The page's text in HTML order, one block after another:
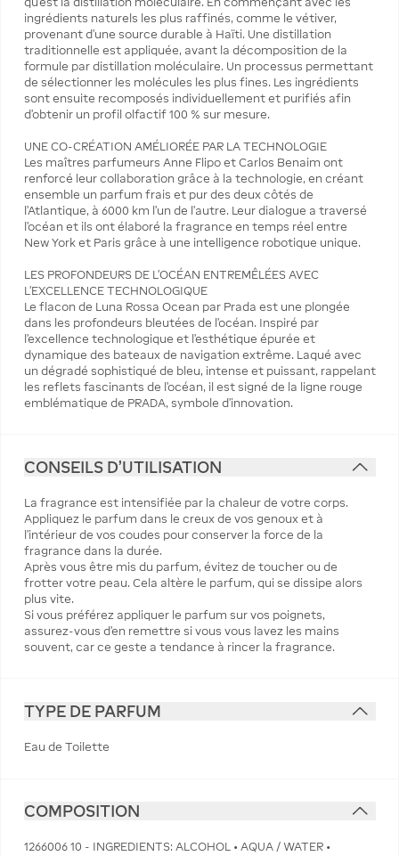
ingrédients naturels les plus raffinés, comme le vétiver,
provenant d’une source durable à Haïti. Une distillation
traditionnelle est appliquée, avant la décomposition de la
formule par distillation moléculaire. Un processus permettant
de sélectionner les molécules les plus fines. Les ingrédients
sont ensuite recomposés individuellement et purifiés afin
d’obtenir un profil olfactif 100 % sur mesure.
UNE CO-CRÉATION AMÉLIORÉE PAR LA TECHNOLOGIE
Les maîtres parfumeurs Anne Flipo et Carlos Benaim ont
renforcé leur collaboration grâce à la technologie, en créant
ensemble un parfum frais et pur des deux côtés de
l’Atlantique, à 6000 km l’un de l’autre. Leur dialogue a traversé
l’océan et ils ont élaboré la fragrance en temps réel entre
New York et Paris grâce à une intelligence robotique unique.
LES PROFONDEURS DE L’OCÉAN ENTREMÊLÉES AVEC
L’EXCELLENCE TECHNOLOGIQUE
Le flacon de Luna Rossa Ocean par Prada est une plongée
dans les profondeurs bleutées de l’océan. Inspiré par
l’excellence technologique et l’esthétique épurée et
dynamique des bateaux de navigation extrême. Laqué avec
un dégradé sophistiqué de bleu, intense et puissant, rappelant
les reflets fascinants de l’océan, il est signé de la ligne rouge
emblématique de PRADA, symbole d’innovation.
CONSEILS D'UTILISATION
La fragrance est intensifiée par la chaleur de votre corps.
Appliquez le parfum dans le creux de vos genoux et à
l’intérieur de vos coudes pour conserver la force de la
fragrance dans la durée.
Après vous être mis du parfum, évitez de toucher ou de
frotter votre peau. Cela altère le parfum, qui se dissipe alors
plus vite.
Si vous préférez appliquer le parfum sur vos poignets,
assurez-vous d’en remettre si vous vous lavez les mains
souvent, car ce geste a tendance à rincer la fragrance.
TYPE DE PARFUM
Eau de Toilette
COMPOSITION
1266006 10 - INGREDIENTS: ALCOHOL • AQUA / WATER •